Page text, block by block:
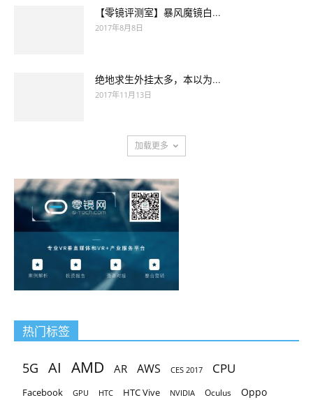
【零镜评测室】暴风魔镜白...
2017年8月8日
绝地求生外挂太多，本以为...
2017年11月13日
加载更多
热门标签
5G AI AMD AR AWS CES 2017 CPU
Facebook GPU HTC HTC Vive NVIDIA Oculus Oppo